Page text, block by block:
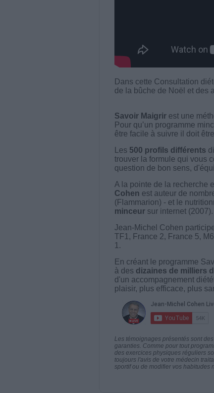
Dans cette Consultation
de la bûche de Noël et des
Savoir Maigrirest une
Pour qu’un programme
être facile à suivre il doit
Les 500 profils différents
trouver la formule qui vous
question de bon sens,
A la pointe de la recherche
Cohen est auteur de
(Flammarion) - et le
minceursur internet (2007).
Jean-Michel Cohen
TF1, France 2, France 5,
1.
En créant le programme
à des dizaines de milliers
d'un accompagnement
plaisir, plus efficace, plus
Les témoignages présentés sont
garanties. Comme pour tout
des exercices physiques réguliers
toujours l'avis de votre médecin
sportif ou de modifier vos habitudes